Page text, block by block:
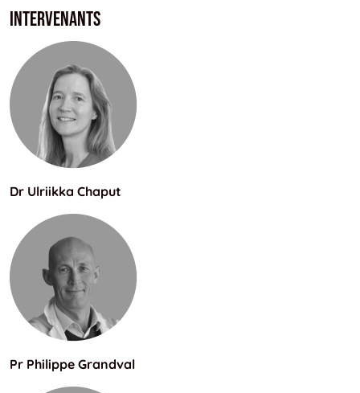
Intervenants
Dr Ulriikka Chaput
Pr Philippe Grandval